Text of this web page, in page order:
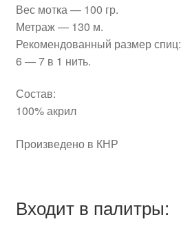
Вес мотка — 100 гр.
Метраж — 130 м.
Рекомендованный размер спиц:
6 — 7 в 1 нить.
Состав:
100% акрил
Произведено в КНР
Входит в палитры: